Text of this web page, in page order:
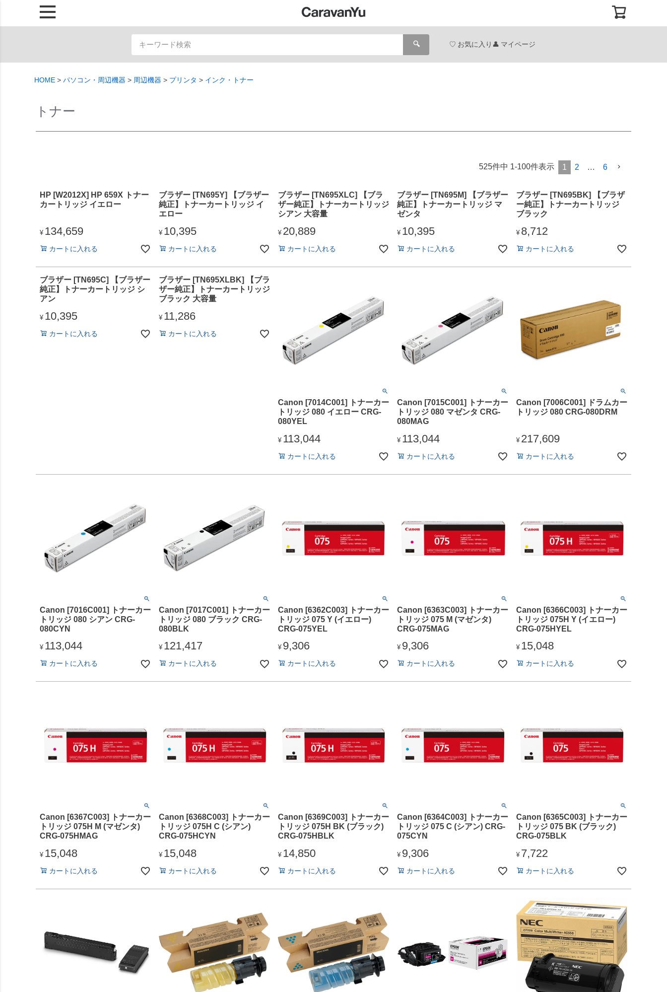
🔍 お気に入り マイページ
HOME パソコン・周辺機器 周辺機器 プリンタ インク・トナー
トナー
525件中 1-100件表示 1 2 … 6
HP [W2012X] HP 659X トナー
カートリッジ イエロー
¥ 134,659
カートに入れる
ブラザー [TN695Y] 【ブラザー
純正】トナーカートリッジ イ
エロー
¥ 10,395
カートに入れる
ブラザー [TN695XLC] 【ブラ
ザー純正】トナーカートリッジ
シアン 大容量
¥ 20,889
カートに入れる
ブラザー [TN695M] 【ブラザー
純正】トナーカートリッジ マ
ゼンタ
¥ 10,395
カートに入れる
ブラザー [TN695BK] 【ブラザ
ー純正】トナーカートリッジ
ブラック
¥ 8,712
カートに入れる
ブラザー [TN695C] 【ブラザー
純正】トナーカートリッジ シ
アン
¥ 10,395
カートに入れる
ブラザー [TN695XLBK] 【ブラ
ザー純正】トナーカートリッジ
ブラック 大容量
¥ 11,286
カートに入れる
Canon [7014C001] トナーカー
トリッジ 080 イエロー CRG-
080YEL
¥ 113,044
カートに入れる
Canon [7015C001] トナーカー
トリッジ 080 マゼンタ CRG-
080MAG
¥ 113,044
カートに入れる
Canon [7006C001] ドラムカー
トリッジ 080 CRG-080DRM
¥ 217,609
カートに入れる
Canon [7016C001] トナーカー
トリッジ 080 シアン CRG-
080CYN
¥ 113,044
カートに入れる
Canon [7017C001] トナーカー
トリッジ 080 ブラック CRG-
080BLK
¥ 121,417
カートに入れる
Canon [6362C003] トナーカー
トリッジ 075 Y (イエロー)
CRG-075YEL
¥ 9,306
カートに入れる
Canon [6363C003] トナーカー
トリッジ 075 M (マゼンタ)
CRG-075MAG
¥ 9,306
カートに入れる
Canon [6366C003] トナーカー
トリッジ 075H Y (イエロー)
CRG-075HYEL
¥ 15,048
カートに入れる
Canon [6367C003] トナーカー
トリッジ 075H M (マゼンタ)
CRG-075HMAG
¥ 15,048
カートに入れる
Canon [6368C003] トナーカー
トリッジ 075H C (シアン)
CRG-075HCYN
¥ 15,048
カートに入れる
Canon [6369C003] トナーカー
トリッジ 075H BK (ブラック)
CRG-075HBLK
¥ 14,850
カートに入れる
Canon [6364C003] トナーカー
トリッジ 075 C (シアン) CRG-
075CYN
¥ 9,306
カートに入れる
Canon [6365C003] トナーカー
トリッジ 075 BK (ブラック)
CRG-075BLK
¥ 7,722
カートに入れる